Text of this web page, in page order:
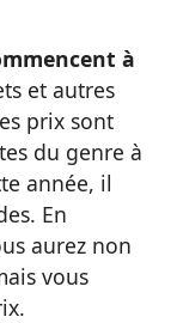
à
et autres
prix sont
du genre à
année, il
En
aurez non
vous